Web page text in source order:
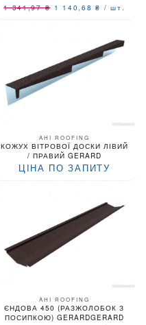
1 341,97₴ 1 140,68₴ / шт.
AHI ROOFING
КОЖУХ ВІТРОВОЇ ДОСКИ ЛІВИЙ
/ ПРАВИЙ GERARD
ЦІНА ПО ЗАПИТУ
AHI ROOFING
ЄНДОВА 450 (РАЗЖОЛОБОК З
ПОСИПКОЮ) GERARDGERARD